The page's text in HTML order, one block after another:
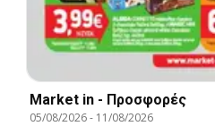
Market in - Προσφορές
05/08/2026- 11/08/2026